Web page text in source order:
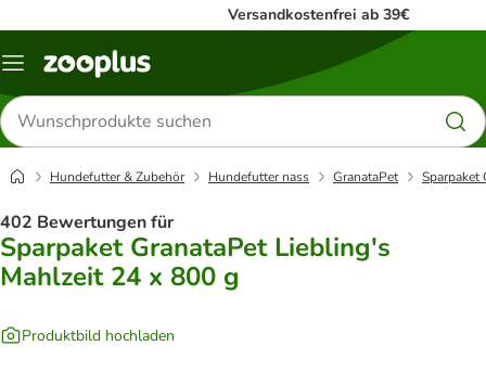
Versandkostenfrei ab 39€
Menü
Produkte
suchen
Hundefutter & Zubehör Hundefutter nass GranataPet Sparpaket
402 Bewertungen für
Sparpaket GranataPet Liebling's
Mahlzeit 24 x 800 g
Produktbild hochladen